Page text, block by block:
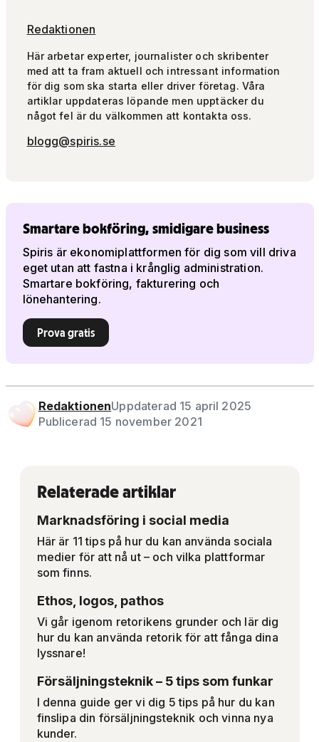
Redaktionen
Här arbetar experter, journalister och skribenter
med att ta fram aktuell och intressant information
för dig som ska starta eller driver företag. Våra
artiklar uppdateras löpande men upptäcker du
något fel är du välkommen att kontakta oss.
blogg@spiris.se
Smartare bokföring, smidigare business
Spiris är ekonomiplattformen för dig som vill driva
eget utan att fastna i krånglig administration.
Smartare bokföring, fakturering och
lönehantering.
Prova gratis
RedaktionenUppdaterad 15 april 2025
Publicerad 15 november 2021
Relaterade artiklar
Marknadsföring i social media
Här är 11 tips på hur du kan använda sociala
medier för att nå ut – och vilka plattformar
som finns.
Ethos, logos, pathos
Vi går igenom retorikens grunder och lär dig
hur du kan använda retorik för att fånga dina
lyssnare!
Försäljningsteknik – 5 tips som funkar
I denna guide ger vi dig 5 tips på hur du kan
finslipa din försäljningsteknik och vinna nya
kunder.